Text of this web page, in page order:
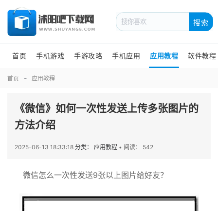
搜索
首页 手机游戏 手游攻略 手机应用 应用教程 软件教程
首页 应用教程
《微信》如何一次性发送上传多张图片的
方法介绍
2025-06-13 18:33:18 分类： 应用教程 • 阅读： 542
微信怎么一次性发送9张以上图片给好友？